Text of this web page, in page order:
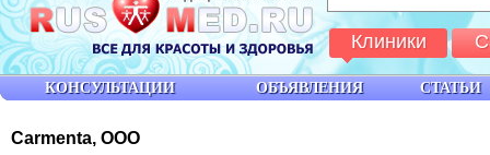
Carmenta, ООО
КОНСУЛЬТАЦИИ ОБЪЯВЛЕНИЯ СТАТЬИ
Клиники